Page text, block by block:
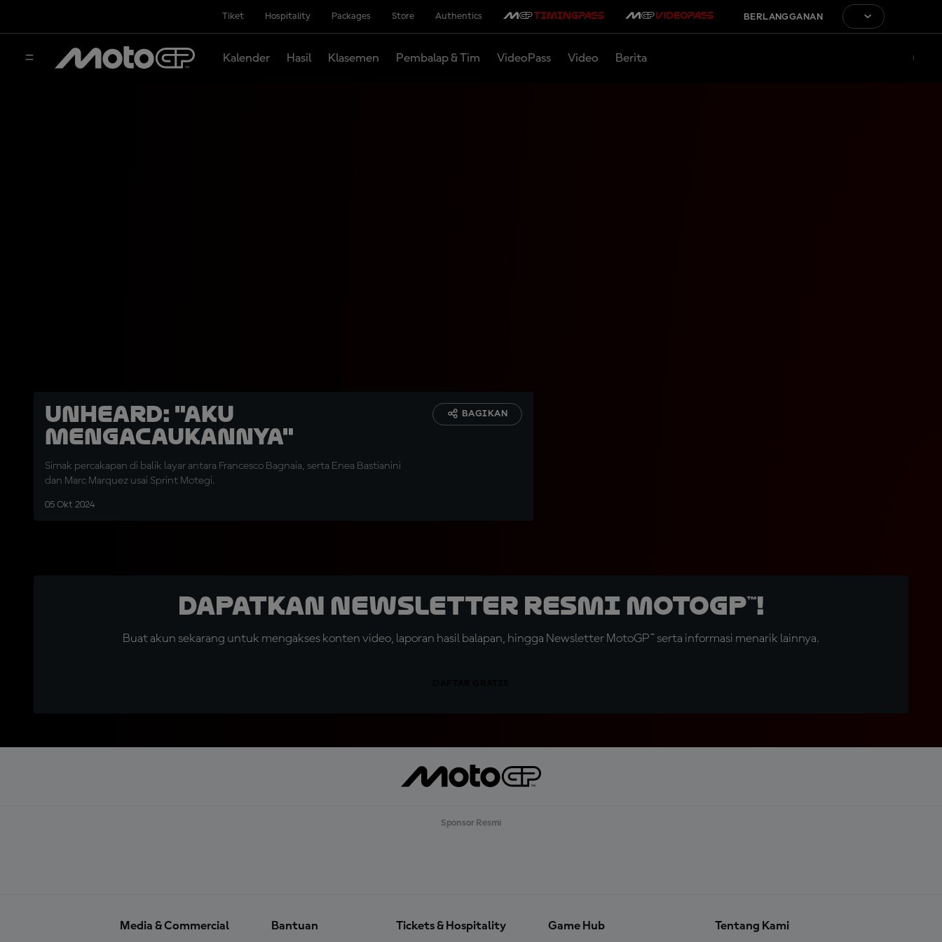
Tiket Hospitality Packages Store Authentics BERLANGGANAN
Kalender Hasil Klasemen Pembalap & Tim VideoPass Video Berita
UNHEARD: "Aku
Mengacaukannya"
Simak percakapan di balik layar antara Francesco Bagnaia, serta Enea Bastianini
dan Marc Marquez usai Sprint Motegi.
05 Okt 2024
BAGIKAN
Dapatkan Newsletter Resmi MotoGP™!
Buat akun sekarang untuk mengakses konten video, laporan hasil balapan, hingga Newsletter MotoGP™ serta informasi menarik lainnya.
Sponsor Resmi
Media & Commercial Bantuan Tickets & Hospitality Game Hub Tentang Kami